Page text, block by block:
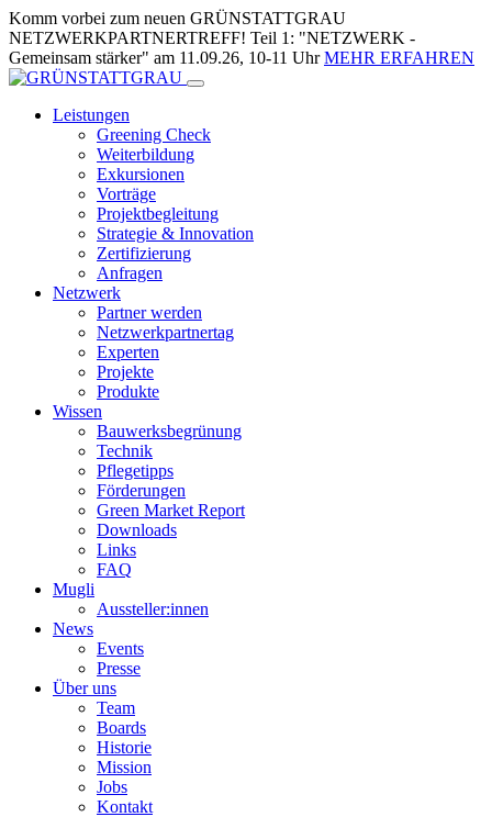
Skip
to
Content
Komm vorbei zum neuen GRÜNSTATTGRAU
NETZWERKPARTNERTREFF! Teil 1: "NETZWERK -
Gemeinsam stärker" am 11.09.26, 10-11 UhrMEHR ERFAHREN
Leistungen
Greening Check
Weiterbildung
Exkursionen
Vorträge
Projektbegleitung
Strategie & Innovation
Zertifizierung
Anfragen
Netzwerk
Partner werden
Netzwerkpartnertag
Experten
Projekte
Produkte
Wissen
Bauwerksbegrünung
Technik
Pflegetipps
Förderungen
Green Market Report
Downloads
Links
FAQ
Mugli
Aussteller:innen
News
Events
Presse
Über uns
Team
Boards
Historie
Mission
Jobs
Kontakt